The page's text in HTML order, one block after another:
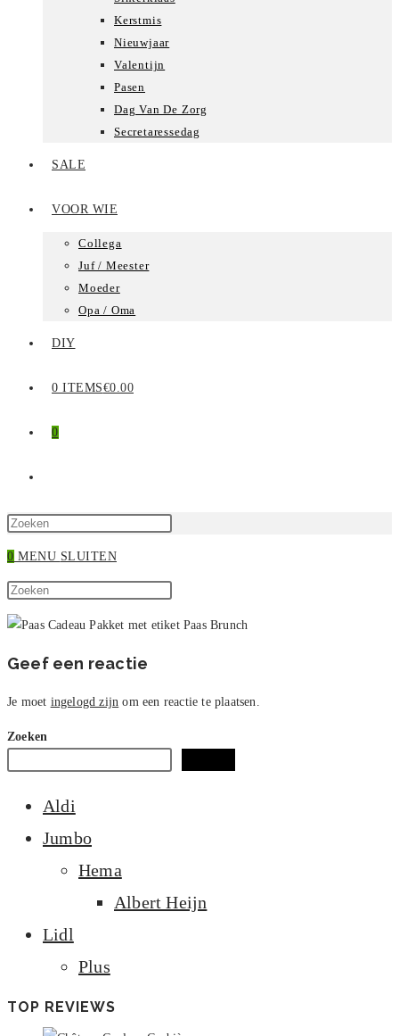
Kerstmis
Nieuwjaar
Valentijn
Pasen
Dag Van De Zorg
Secretaressedag
SALE
VOOR WIE
Collega
Juf / Meester
Moeder
Opa / Oma
DIY
0 ITEMS€0.00
0
ZOEKEN
0 MENU SLUITEN
Zoek
op
site
zoekpaneel
sluiten.
Geef een reactie
Je moet ingelogd zijn om een reactie te plaatsen.
Zoeken
Aldi
Jumbo
Hema
Albert Heijn
Lidl
Plus
TOP REVIEWS